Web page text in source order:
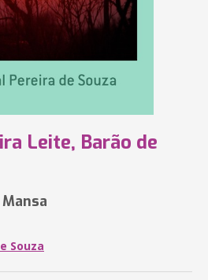
Leite, Barão de
Souza